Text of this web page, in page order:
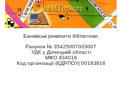
Банківські реквізити бібліотеки:
Рахунок № 35425007003007
УДК у Донецькій області
МФО 834016
Код організації (ЄДРПОУ) 00183816